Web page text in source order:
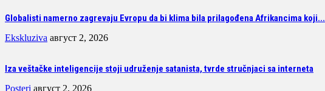
Globalisti namerno zagrevaju Evropu da bi klima bila prilagođena Afrikancima koji...
Ekskluziva август 2, 2026
Iza veštačke inteligencije stoji udruženje satanista, tvrde stručnjaci sa interneta
Posteri август 2, 2026